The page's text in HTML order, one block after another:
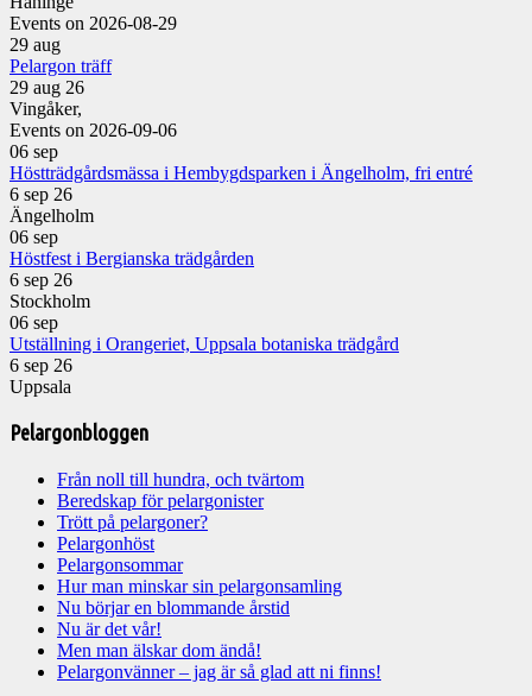
Events on 2026-08-29
29 aug
Pelargon träff
29 aug 26
Vingåker,
Events on 2026-09-06
06 sep
Höstträdgårdsmässa i Hembygdsparken i Ängelholm, fri entré
6 sep 26
Ängelholm
06 sep
Höstfest i Bergianska trädgården
6 sep 26
Stockholm
06 sep
Utställning i Orangeriet, Uppsala botaniska trädgård
6 sep 26
Uppsala
Pelargonbloggen
Från noll till hundra, och tvärtom
Beredskap för pelargonister
Trött på pelargoner?
Pelargonhöst
Pelargonsommar
Hur man minskar sin pelargonsamling
Nu börjar en blommande årstid
Nu är det vår!
Men man älskar dom ändå!
Pelargonvänner – jag är så glad att ni finns!